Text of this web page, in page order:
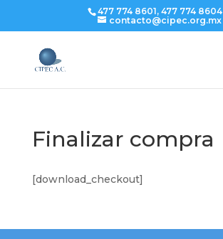
477 774 8601, 477 774 8604
contacto@cipec.org.mx
Finalizar compra
[download_checkout]